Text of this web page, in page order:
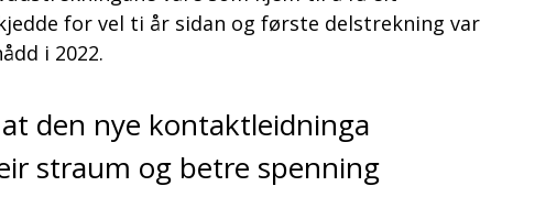
for vel ti år sidan og første delstrekning var
i 2022.
den nye kontaktleidninga
straum og betre spenning